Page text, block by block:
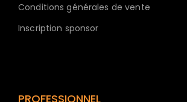
Conditions générales de vente
Inscription sponsor
PROFESSIONNEL